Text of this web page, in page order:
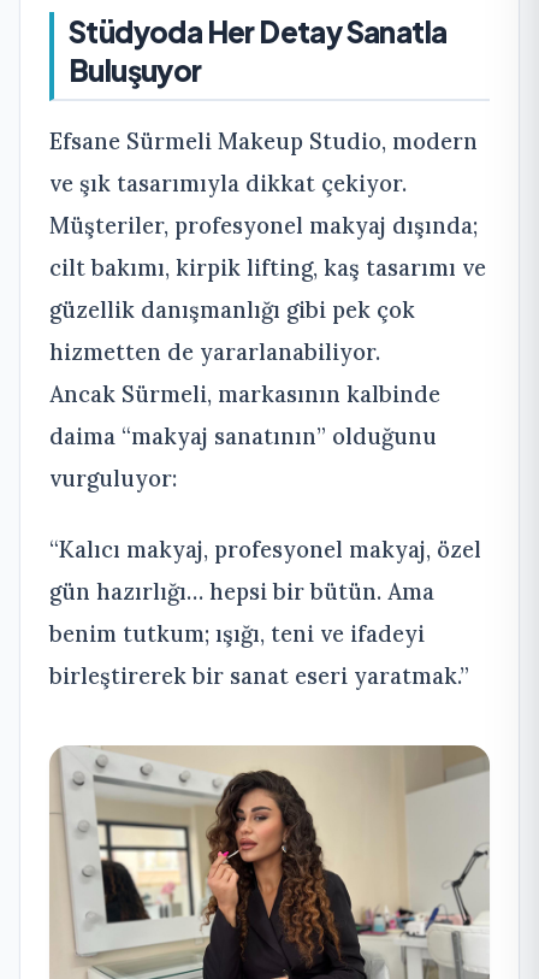
Stüdyoda Her Detay Sanatla
Buluşuyor
Efsane Sürmeli Makeup Studio, modern
ve şık tasarımıyla dikkat çekiyor.
Müşteriler, profesyonel makyaj dışında;
cilt bakımı, kirpik lifting, kaş tasarımı ve
güzellik danışmanlığı gibi pek çok
hizmetten de yararlanabiliyor.
Ancak Sürmeli, markasının kalbinde
daima “makyaj sanatının” olduğunu
vurguluyor:
“Kalıcı makyaj, profesyonel makyaj, özel
gün hazırlığı… hepsi bir bütün. Ama
benim tutkum; ışığı, teni ve ifadeyi
birleştirerek bir sanat eseri yaratmak.”